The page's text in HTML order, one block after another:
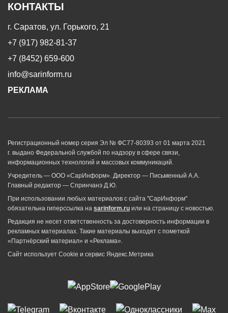
КОНТАКТЫ
г. Саратов, ул. Горького, 21
+7 (917) 982-81-37
+7 (8452) 659-600
info@sarinform.ru
РЕКЛАМА
Регистрационный номер серия Эл № ФС77-80393 от 01 марта 2021
г. выдано Федеральной службой по надзору в сфере связи,
информационных технологий и массовых коммуникаций.
Учредитель — ООО «СарИнформ». Директор — Письменный А.А.
Главный редактор — Спринчанэ Д.Ю.
При использовании любых материалов с сайта "СарИнформ"
обязательна гиперссылка на sarinform.ru или на страницу с новостью.
Редакция не несет ответственность за достоверность информации в
рекламных материалах. Такие материалы выходят с пометкой
«Партнёрский материал» и «Реклама».
Сайт использует Cookie и сервиc Яндекс.Метрика